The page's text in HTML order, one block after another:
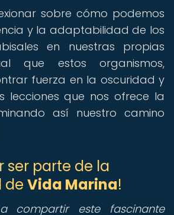
sobre cómo podemos
y la adaptabilidad de los
en nuestras propias
que estos organismos,
fuerza en la oscuridad y
lecciones que nos ofrece la
así nuestro camino
ser parte de la
de Vida Marina!
compartir este fascinante